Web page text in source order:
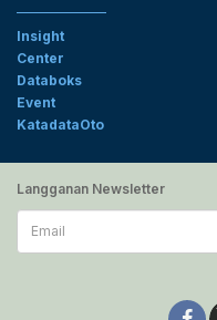
Insight
Center
Databoks
Event
KatadataOto
Langganan Newsletter
Email